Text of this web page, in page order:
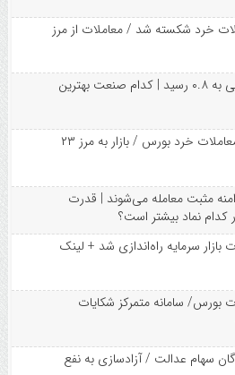
خرد شکسته شد / معاملات از مرز
قدرت خریدار حقیقی به ۰.۸ رسید | کدام صنعت بهترین
رکوردشکنی ارزش معاملات خرد بورس / بازار به مرز ۲۳
دامنه مثبت معامله می‌شوند | قدرت
کدام نماد بیشتر است؟
بازار سرمایه راه‌اندازی شد + لینک
بورس/ سامانه متمرکز شکایات
سهام عدالت / آزادسازی به نفع